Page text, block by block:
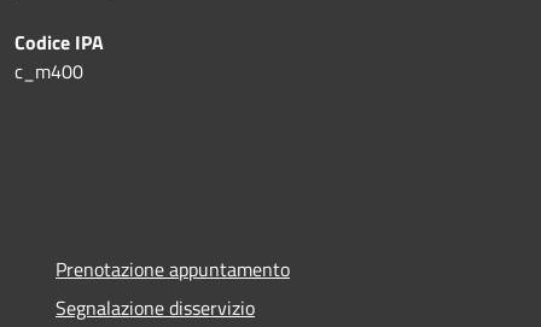
Codice IPA
c_m400
Prenotazione appuntamento
Segnalazione disservizio